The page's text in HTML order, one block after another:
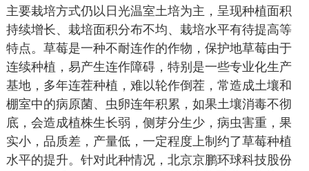
主要栽培方式仍以日光温室土培为主，呈现种植面积
持续增长、栽培面积分布不均、栽培水平有待提高等
特点。草莓是一种不耐连作的作物，保护地草莓由于
连续种植，易产生连作障碍，特别是一些专业化生产
基地，多年连茬种植，难以轮作倒茬，常造成土壤和
棚室中的病原菌、虫卵连年积累，如果土壤消毒不彻
底，会造成植株生长弱，侧芽分生少，病虫害重，果
实小，品质差，产量低，一定程度上制约了草莓种植
水平的提升。针对此种情况，北京京鹏环球科技股份